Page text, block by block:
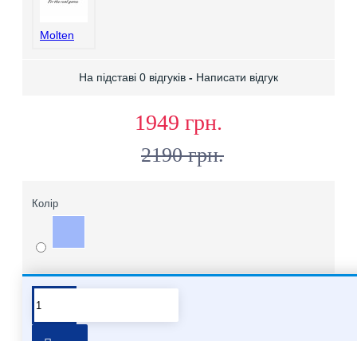
Molten
На підставі 0 відгуків - Написати відгук
1949 грн.
2190 грн.
Колір